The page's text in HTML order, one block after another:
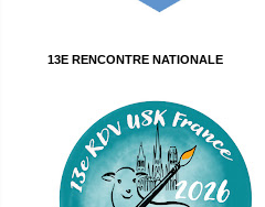
13E RENCONTRE NATIONALE